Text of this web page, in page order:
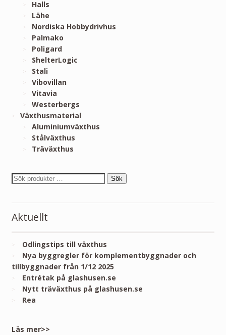
Halls
Lähe
Nordiska Hobbydrivhus
Palmako
Poligard
ShelterLogic
Stali
Vibovillan
Vitavia
Westerbergs
Växthusmaterial
Aluminiumväxthus
Stålväxthus
Träväxthus
Sök
Aktuellt
Odlingstips till växthus
Nya byggregler för komplementbyggnader och
tillbyggnader från 1/12 2025
Entrétak på glashusen.se
Nytt träväxthus på glashusen.se
Rea
Läs mer>>